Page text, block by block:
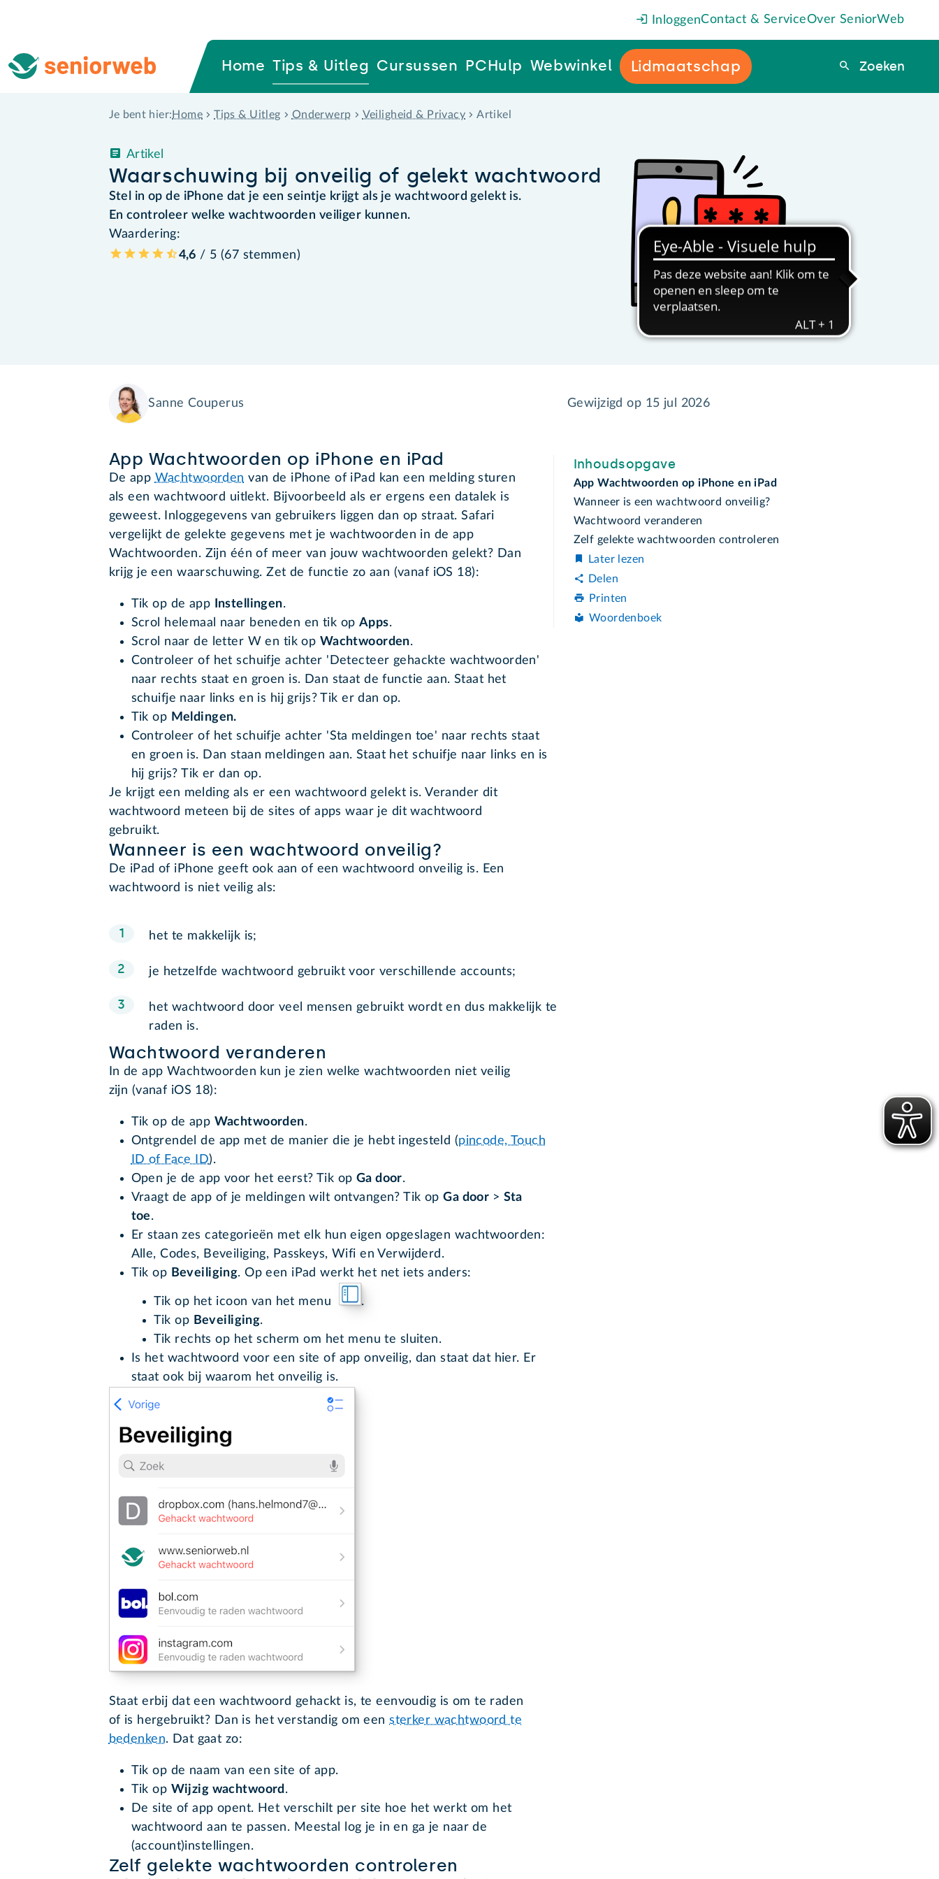
InloggenContact & ServiceOver SeniorWeb
Home Tips & Uitleg Cursussen PCHulp Webwinkel Lidmaatschap Zoeken
Zoeken
Je bent hier: Home Tips & Uitleg Onderwerp Veiligheid & Privacy Artikel
Waarschuwing bij onveilig of gelekt wachtwoord
Artikel
Stel in op de iPhone dat je een seintje krijgt als je wachtwoord gelekt is.
En controleer welke wachtwoorden veiliger kunnen.
Waardering:
4,6 / 5 (67 stemmen)
Sanne Couperus Gewijzigd op 15 jul 2026
App Wachtwoorden op iPhone en iPad
De app Wachtwoorden van de iPhone of iPad kan een melding sturen
als een wachtwoord uitlekt. Bijvoorbeeld als er ergens een datalek is
geweest. Inloggegevens van gebruikers liggen dan op straat. Safari
vergelijkt de gelekte gegevens met je wachtwoorden in de app
Wachtwoorden. Zijn één of meer van jouw wachtwoorden gelekt? Dan
krijg je een waarschuwing. Zet de functie zo aan (vanaf iOS 18):
Tik op de app Instellingen.
Scrol helemaal naar beneden en tik op Apps.
Scrol naar de letter W en tik op Wachtwoorden.
Controleer of het schuifje achter 'Detecteer gehackte wachtwoorden'
naar rechts staat en groen is. Dan staat de functie aan. Staat het
schuifje naar links en is hij grijs? Tik er dan op.
Tik op Meldingen.
Controleer of het schuifje achter 'Sta meldingen toe' naar rechts staat
en groen is. Dan staan meldingen aan. Staat het schuifje naar links en is
hij grijs? Tik er dan op.
Je krijgt een melding als er een wachtwoord gelekt is. Verander dit
wachtwoord meteen bij de sites of apps waar je dit wachtwoord
gebruikt.
Wanneer is een wachtwoord onveilig?
De iPad of iPhone geeft ook aan of een wachtwoord onveilig is. Een
wachtwoord is niet veilig als:
het te makkelijk is;
je hetzelfde wachtwoord gebruikt voor verschillende accounts;
het wachtwoord door veel mensen gebruikt wordt en dus makkelijk te
raden is.
Wachtwoord veranderen
In de app Wachtwoorden kun je zien welke wachtwoorden niet veilig
zijn (vanaf iOS 18):
Tik op de app Wachtwoorden.
Ontgrendel de app met de manier die je hebt ingesteld (pincode, Touch
ID of Face ID).
Open je de app voor het eerst? Tik op Ga door.
Vraagt de app of je meldingen wilt ontvangen? Tik opGa door > Sta
toe.
Er staan zes categorieën met elk hun eigen opgeslagen wachtwoorden:
Alle, Codes, Beveiliging, Passkeys, Wifi en Verwijderd.
Tik op Beveiliging. Op een iPad werkt het net iets anders:
Tik op het icoon van het menu
.
Tik op Beveiliging.
Tik rechts op het scherm om het menu te sluiten.
Is het wachtwoord voor een site of app onveilig, dan staat dat hier. Er
staat ook bij waarom het onveilig is.
Staat erbij dat een wachtwoord gehackt is, te eenvoudig is om te raden
of is hergebruikt? Dan is het verstandig om eensterker wachtwoord te
bedenken. Dat gaat zo:
Tik op de naam van een site of app.
Tik op Wijzig wachtwoord .
De site of app opent. Het verschilt per site hoe het werkt om het
wachtwoord aan te passen. Meestal log je in en ga je naar de
(account)instellingen.
Zelf gelekte wachtwoorden controleren
Inhoudsopgave
App Wachtwoorden op iPhone en iPad
Wanneer is een wachtwoord onveilig?
Wachtwoord veranderen
Zelf gelekte wachtwoorden controleren
Later lezen
Delen
Printen
Woordenboek